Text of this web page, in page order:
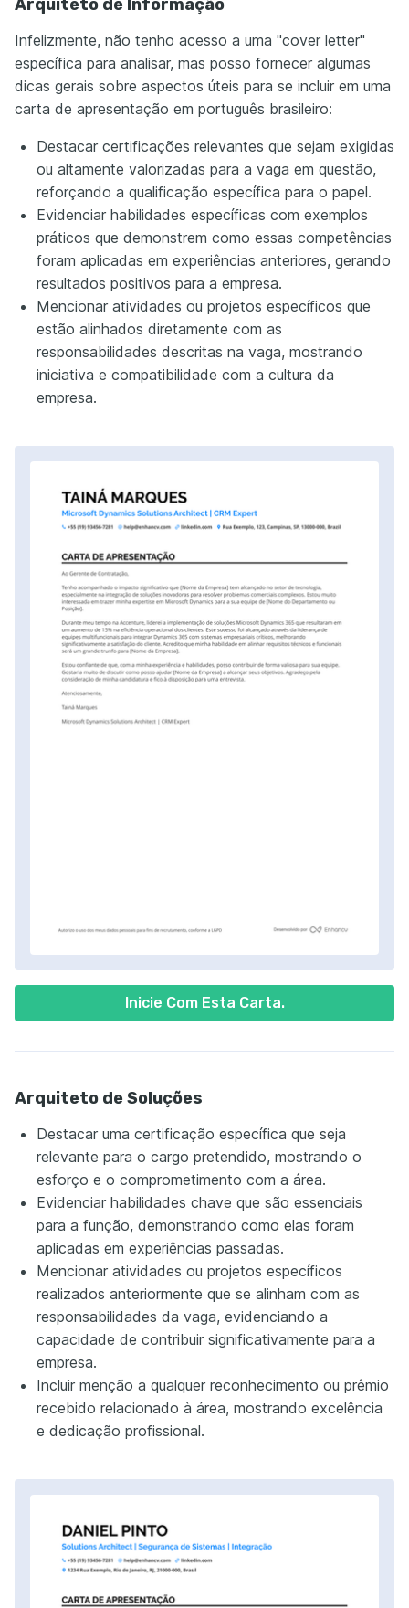
Inicie Com Esta Carta.
Arquiteto de Informação
Infelizmente, não tenho acesso a uma "cover letter"
específica para analisar, mas posso fornecer algumas
dicas gerais sobre aspectos úteis para se incluir em uma
carta de apresentação em português brasileiro:
Destacar certificações relevantes que sejam exigidas
ou altamente valorizadas para a vaga em questão,
reforçando a qualificação específica para o papel.
Evidenciar habilidades específicas com exemplos
práticos que demonstrem como essas competências
foram aplicadas em experiências anteriores, gerando
resultados positivos para a empresa.
Mencionar atividades ou projetos específicos que
estão alinhados diretamente com as
responsabilidades descritas na vaga, mostrando
iniciativa e compatibilidade com a cultura da
empresa.
Arquiteto de Soluções
Destacar uma certificação específica que seja
relevante para o cargo pretendido, mostrando o
esforço e o comprometimento com a área.
Evidenciar habilidades chave que são essenciais
para a função, demonstrando como elas foram
aplicadas em experiências passadas.
Mencionar atividades ou projetos específicos
realizados anteriormente que se alinham com as
responsabilidades da vaga, evidenciando a
capacidade de contribuir significativamente para a
empresa.
Incluir menção a qualquer reconhecimento ou prêmio
recebido relacionado à área, mostrando excelência
e dedicação profissional.